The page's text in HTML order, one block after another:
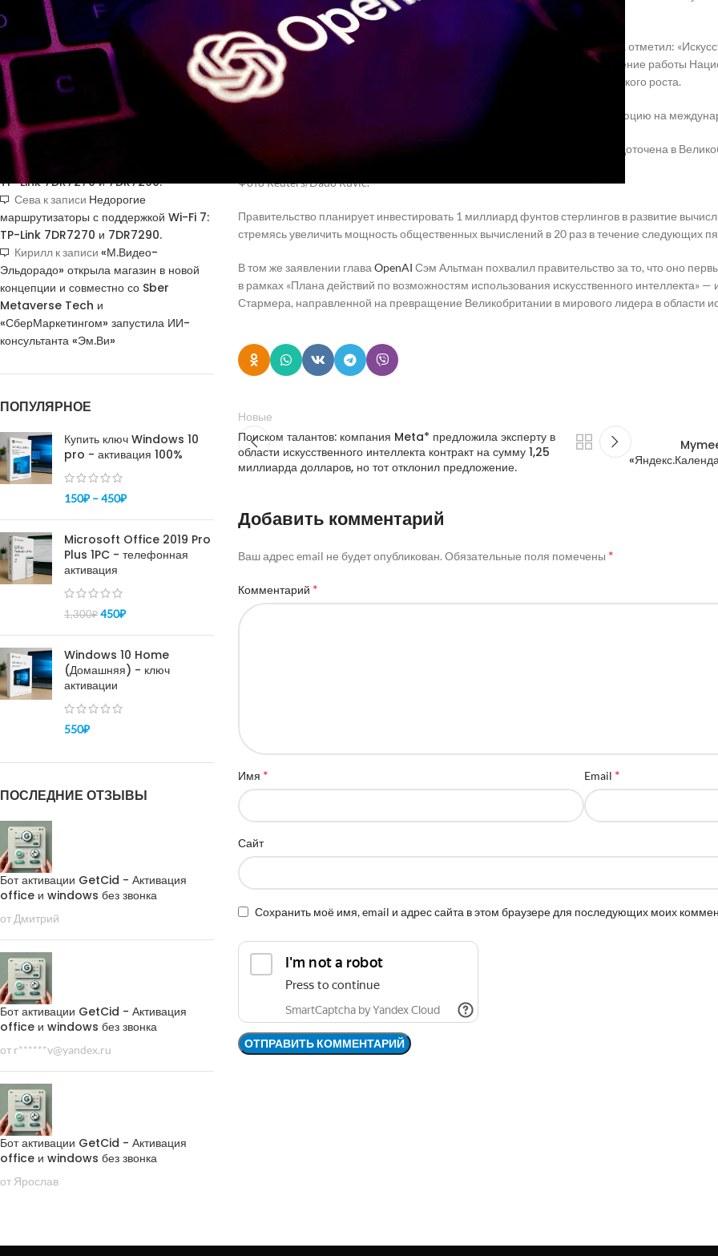
Получить код подтверждения
Купить токены для получения кодов
подтверждения
НОВЫЕ КОММЕНТАРИИ
Vlad Zorky
маршрутизаторы с поддержкой Wi-Fi 7:
TP-Link 7DR7270 и 7DR7290.
Сева к записи Недорогие
маршрутизаторы с поддержкой Wi-Fi 7:
TP-Link 7DR7270 и 7DR7290.
Кирилл к записи «М.Видео-
Эльдорадо» открыла магазин в новой
концепции и совместно со Sber
Metaverse Tech и
«СберМаркетингом» запустила ИИ-
консультанта «Эм.Ви»
ПОПУЛЯРНОЕ
Купить ключ Windows 10
pro - активация 100%
150₽ –450₽
Microsoft Office 2019 Pro
Plus 1PC - телефонная
активация
1,300₽ 450₽
Windows 10 Home
(Домашняя) - ключ
активации
550₽
ПОСЛЕДНИЕ ОТЗЫВЫ
Бот активации GetCid - Активация
office и windows без звонка
от Дмитрий
Бот активации GetCid - Активация
office и windows без звонка
от r******v@yandex.ru
Бот активации GetCid - Активация
office и windows без звонка
от Ярослав
британскую ИИ-инфраструктуру, включая центры обработки данных.
Питер Кайл, государственный секретарь по технологиям Великобритании, отметил:
фактором изменений, которые необходимы нашей стране, будь то улучшение работы
устранение барьеров для возможностей или стимулирование экономического роста.
, которые ведут эту революцию на
Благодаря этому партнёрству значительная часть их работы будет сосредоточена в
Фото Reuters/Dado Ruvic.
Правительство планирует инвестировать 1 миллиард фунтов стерлингов в развитие
стремясь увеличить мощность общественных вычислений в 20 раз в течение следующих
В том же заявлении главаOpenAI Сэм Альтман похвалил правительство за то, что оно
в рамках «Плана действий по возможностям использования искусственного интеллекта»
Стармера, направленной на превращение Великобритании в мирового лидера в области
Новые
Поиском талантов: компания Meta* предложила эксперту в
области искусственного интеллекта контракт на сумму 1,25
миллиарда долларов, но тот отклонил предложение.
Добавить комментарий
Ваш адрес email не будет опубликован. Обязательные поля помечены *
Комментарий *
Имя * Email *
Сайт
Сохранить моё имя, email и адрес сайта в этом браузере для последующих моих